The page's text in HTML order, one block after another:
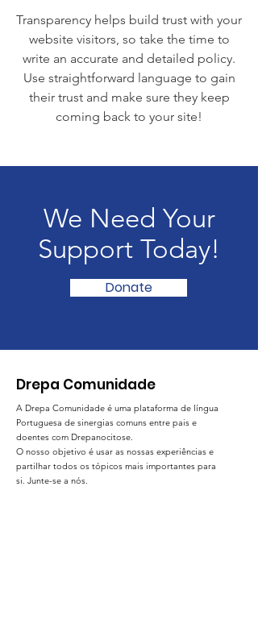
Transparency helps build trust with your
website visitors, so take the time to
write an accurate and detailed policy.
Use straightforward language to gain
their trust and make sure they keep
coming back to your site!
We Need Your
Support Today!
Donate
Drepa Comunidade
A Drepa Comunidade é uma plataforma de língua
Portuguesa de sinergias comuns entre pais e
doentes com Drepanocitose.
O nosso objetivo é usar as nossas experiências e
partilhar todos os tópicos mais importantes para
si. Junte-se a nós.